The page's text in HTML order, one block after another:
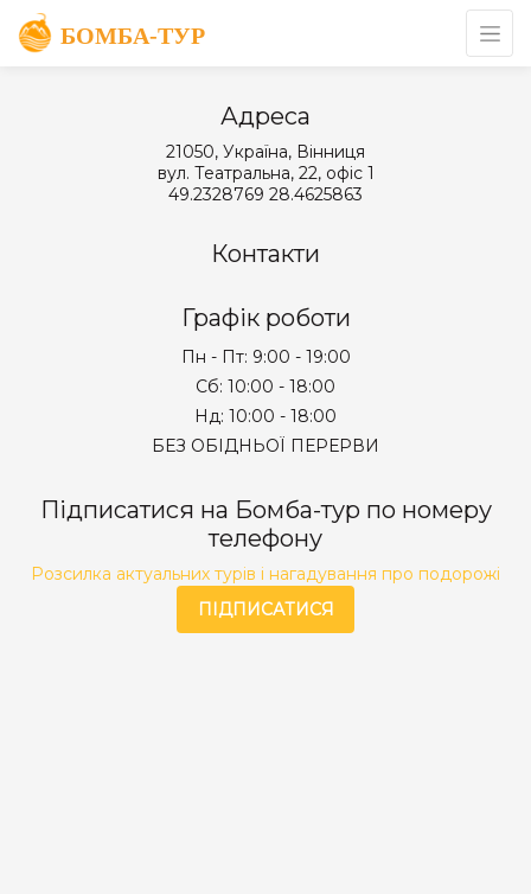
Адреса
21050, Україна, Вінниця
вул. Театральна, 22, офіс 1
49.2328769 28.4625863
Контакти
Графік роботи
Пн - Пт: 9:00 - 19:00
Сб: 10:00 - 18:00
Нд: 10:00 - 18:00
БЕЗ ОБІДНЬОЇ ПЕРЕРВИ
Підписатися на Бомба-тур по номеру
телефону
Розсилка актуальних турів і нагадування про подорожі
ПІДПИСАТИСЯ